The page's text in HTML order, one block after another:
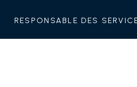
Responsable des